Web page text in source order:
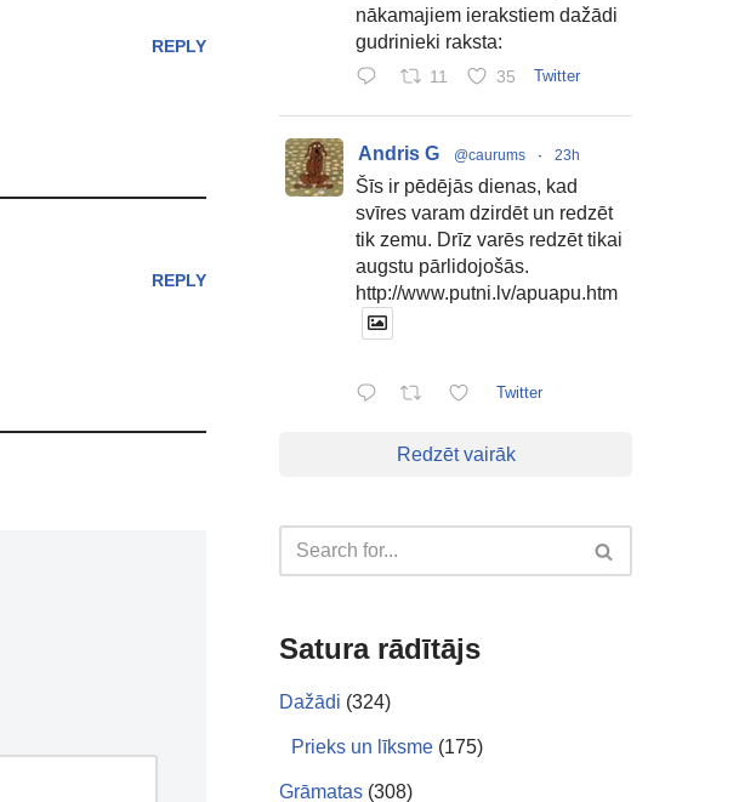
REPLY
REPLY
nākamajiem ierakstiem dažādi
gudrinieki raksta:
11 35 Twitter
Andris G @caurums · 23h
Šīs ir pēdējās dienas, kad
svīres varam dzirdēt un redzēt
tik zemu. Drīz varēs redzēt tikai
augstu pārlidojošās.
http://www.putni.lv/apuapu.htm
Twitter
Redzēt vairāk
Satura rādītājs
Dažādi (324)
Prieks un līksme (175)
Grāmatas (308)